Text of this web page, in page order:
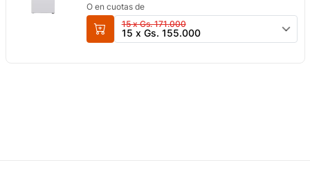
O en cuotas de
15 x Gs. 171.000
15 x Gs. 155.000